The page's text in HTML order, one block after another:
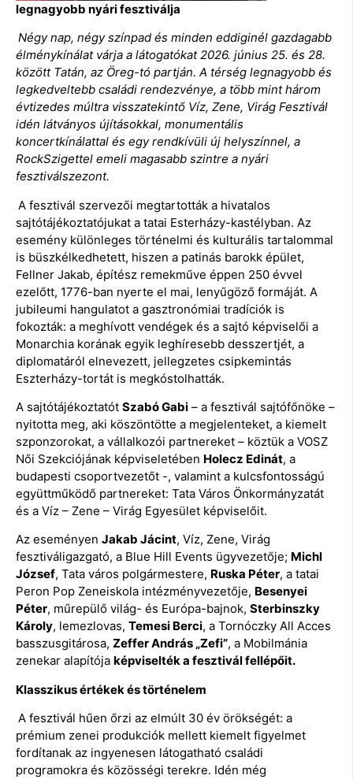
legnagyobb nyári fesztiválja
Négy nap, négy színpad és minden eddiginél gazdagabb
élménykínálat várja a látogatókat 2026. június 25. és 28.
között Tatán, az Öreg-tó partján. A térség legnagyobb és
legkedveltebb családi rendezvénye, a több mint három
évtizedes múltra visszatekintő Víz, Zene, Virág Fesztivál
idén látványos újításokkal, monumentális
koncertkínálattal és egy rendkívüli új helyszínnel, a
RockSzigettel emeli magasabb szintre a nyári
fesztiválszezont.
A fesztivál szervezői megtartották a hivatalos
sajtótájékoztatójukat a tatai Esterházy-kastélyban. Az
esemény különleges történelmi és kulturális tartalommal
is büszkélkedhetett, hiszen a patinás barokk épület,
Fellner Jakab, építész remekműve éppen 250 évvel
ezelőtt, 1776-ban nyerte el mai, lenyűgöző formáját. A
jubileumi hangulatot a gasztronómiai tradíciók is
fokozták: a meghívott vendégek és a sajtó képviselői a
Monarchia korának egyik leghíresebb desszertjét, a
diplomatáról elnevezett, jellegzetes csipkemintás
Eszterházy-tortát is megkóstolhatták.
A sajtótájékoztatót Szabó Gabi – a fesztivál sajtófőnöke –
nyitotta meg, aki köszöntötte a megjelenteket, a kiemelt
szponzorokat, a vállalkozói partnereket – köztük a VOSZ
Női Szekciójának képviseletében Holecz Edinát, a
budapesti csoportvezetőt -, valamint a kulcsfontosságú
együttműködő partnereket: Tata Város Önkormányzatát
és a Víz – Zene – Virág Egyesület képviselőit.
Az eseményen Jakab Jácint, Víz, Zene, Virág
fesztiváligazgató, a Blue Hill Events ügyvezetője; Michl
József, Tata város polgármestere, Ruska Péter, a tatai
Peron Pop Zeneiskola intézményvezetője, Besenyei
Péter, műrepülő világ- és Európa-bajnok, Sterbinszky
Károly, lemezlovas, Temesi Berci, a Tornóczky All Acces
basszusgitárosa, Zeffer András „Zefi”, a Mobilmánia
zenekar alapítója képviselték a fesztivál fellépőit.
Klasszikus értékek és történelem
A fesztivál hűen őrzi az elmúlt 30 év örökségét: a
prémium zenei produkciók mellett kiemelt figyelmet
fordítanak az ingyenesen látogatható családi
programokra és közösségi terekre. Idén még